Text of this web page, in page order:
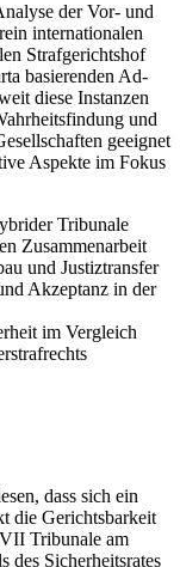
der Vor- und
internationalen
Strafgerichtshof
basierenden Ad-
diese Instanzen
und
geeignet
Aspekte im Fokus
Tribunale
Zusammenarbeit
und Justiztransfer
Akzeptanz in der
im Vergleich
dass sich ein
die Gerichtsbarkeit
Tribunale am
des Sicherheitsrates